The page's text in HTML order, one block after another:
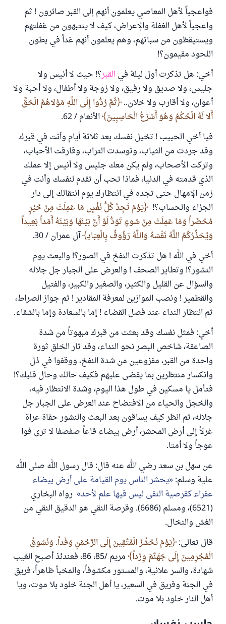
فواعجباً لأهل المعاصي يعلمون أنهم إلى القبر صائرون ! ثم
واعجباً لأهل الغفلة والإعراض، كيف لا ينتبهون من غفلتهم
ويستيقظون من سباتهم، وهم يعلمون أنهم غداً في بطون
اللحود مقيمون؟!
أخي: هل تذكرت أول ليلة فيالقبر؟! حيث لا أنيس ولا
جليس، ولا صديق ولا رفيق، ولا زوجة ولا أطفال، ولا أحبة ولا
أعوان، ولا أقارب ولا خلان.. ثُمَّ رُدُّوا إِلَى اللَّهِ مَوْلاهُمُ الْحَقِّ
أَلا لَهُ الْحُكْمُ وَهُوَ أَسْرَعُ الْحَاسِبِينَ الأنعام / 62.
فيا أخي الحبيب ! تخيل نفسك بعد ثلاثة أيام وأنت في قبرك
وقد جردت من الثياب، وتوسدت التراب، وفارقت الأحباب،
وتركت الأصحاب، ولم يكن معك جليس ولا أنيس إلا عملك
الذي قدمته في الدنيا، فماذا تحب أن تقدم لنفسك وأنت في
زمن الإمهال حتى تجده في انتظارك يوم انتقالك إلى دار
الجزاء والحساب؟! يَوْمَ تَجِدُ كُلُّ نَفْسٍ مَا عَمِلَتْ مِنْ خَيْرٍ
مُحْضَراً وَمَا عَمِلَتْ مِنْ سُوءٍ تَوَدُّ لَوْ أَنَّ بَيْنَهَا وَبَيْنَهُ أَمَداً بَعِيداً
وَيُحَذِّرُكُمُ اللَّهُ نَفْسَهُ وَاللَّهُ رَؤُوفٌ بِالْعِبَادِ آل عمران / 30.
أخي في الله ! هل تذكرت النفخ في الصور؟! والبعث يوم
النشور؟! وتطاير الصحف ! والعرض على الجبار جل جلاله
والسؤال عن القليل والكثير، والصغير والكبير، والفتيل
والقطمير ! ونصب الموازين لمعرفة المقادير ! ثم جواز الصراط،
ثم انتظار النداء عند فصل القضاء ! إما بالسعادة وإما بالشقاء.
أخي: فمثل نفسك وقد بعثت من قبرك مبهوتاً من شدة
الصاعقة، شاخص البصر نحو النداء، وقد ثار الخلق ثورة
واحدة من القبر، مفزوعين من شدة النفخ، ووقفوا في ذل
وانكسار منتظرين بما يقضى عليهم فكيف حالك وحال قلبك؟!
فتأمل يا مسكين في طول هذا اليوم، وشدة الانتظار فيه،
والخجل والحياء من الافتضاح عند العرض على الجبار جل
جلاله، ثم انظر كيف يساقون بعد البعث والنشور حفاة عراة
غرلاً إلى أرض المحشر، أرض بيضاء قاعاً صفصفا لا ترى فوا
عوجاً ولا أمتا.
عن سهل بن سعد رضي الله عنه قال: قال رسول الله صلى الله
علية وسلم: يحشر الناس يوم القيامة على أرض بيضاء
عفراء كقرصية النقى ليس فيها علم لأحد رواه البخاري
(6521)، ومسلم (6686). وقرصة النقي هو الدقيق النقي من
الغش والنخال.
قال تعالى: يَوْمَ نَحْشُرُ الْمُتَّقِينَ إِلَى الرَّحْمَنِ وَفْداً. وَنَسُوقُ
الْمُجْرِمِينَ إِلَى جَهَنَّمَ وِرْداً
مريم /85، 86، فعندئذ أصبح الغيب
شهادة، والسر علانية، والمستور مكشوفاً، والمخبأ ظاهراً، فريق
في الجنة وفريق في السعير، يا أهل الجنة خلود بلا موت، ويا
أهل النار خلود بلا موت.